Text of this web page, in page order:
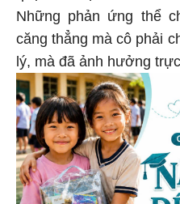
Những phản ứng thể
căng thẳng mà cô phải
lý, mà đã ảnh hưởng